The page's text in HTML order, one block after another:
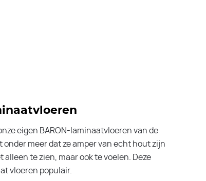
eigen BARON-laminaatvloeren van de
meer dat ze amper van echt hout zijn
te zien, maar ook te voelen. Deze
vloeren populair.